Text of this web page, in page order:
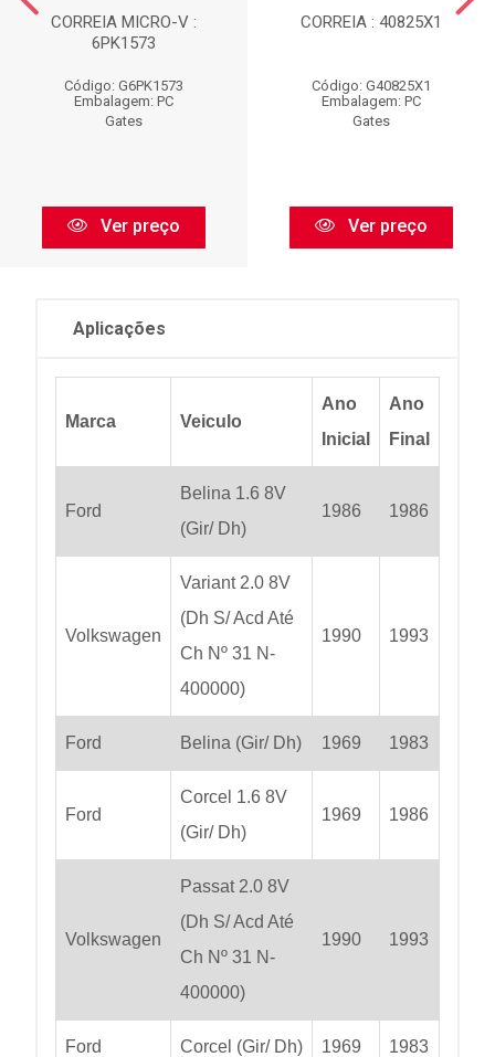
CORREIA MICRO-V :
6PK1573
Código: G6PK1573
Embalagem: PC
Gates
Ver preço
CORREIA : 40825X1
Código: G40825X1
Embalagem: PC
Gates
Ver preço
Aplicações
Marca Veiculo
Ano
Inicial
Ano
Final
Ford
Belina 1.6 8V
(Gir/ Dh)
1986 1986
Volkswagen
Variant 2.0 8V
(Dh S/ Acd Até
Ch Nº 31 N-
400000)
1990 1993
Ford Belina (Gir/ Dh) 1969 1983
Ford
Corcel 1.6 8V
(Gir/ Dh)
1969 1986
Volkswagen
Passat 2.0 8V
(Dh S/ Acd Até
Ch Nº 31 N-
400000)
1990 1993
Ford Corcel (Gir/ Dh) 1969 1983